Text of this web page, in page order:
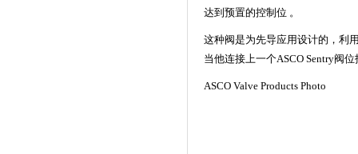
达到预置的控制位 。
这种阀是为先导应用设计的，利
当他连接上一个ASCO Sentry阀
ASCO Valve Products Photo